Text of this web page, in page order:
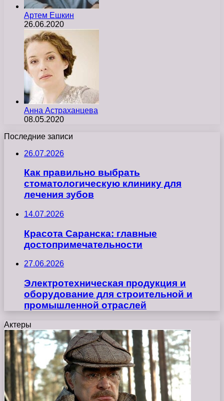
Артем Ешкин
26.06.2020
Анна Астраханцева
08.05.2020
Последние записи
26.07.2026
Как правильно выбрать
стоматологическую клинику для
лечения зубов
14.07.2026
Красота Саранска: главные
достопримечательности
27.06.2026
Электротехническая продукция и
оборудование для строительной и
промышленной отраслей
Актеры